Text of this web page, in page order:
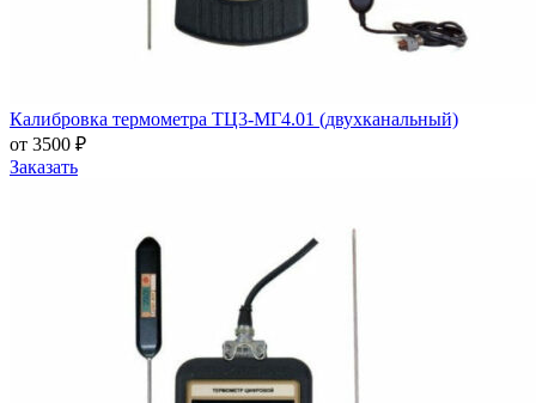
Калибровка термометра ТЦ3-МГ4.01 (двухканальный)
от 3500 ₽
Заказать